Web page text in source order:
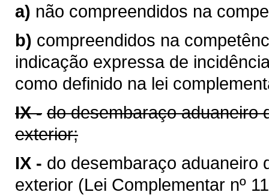
a) não compreendidos na
b) compreendidos na
indicação expressa de
como definido na lei
IX - do desembaraço aduaneiro
exterior;
IX - do desembaraço aduaneiro
exterior (Lei Complementar nº